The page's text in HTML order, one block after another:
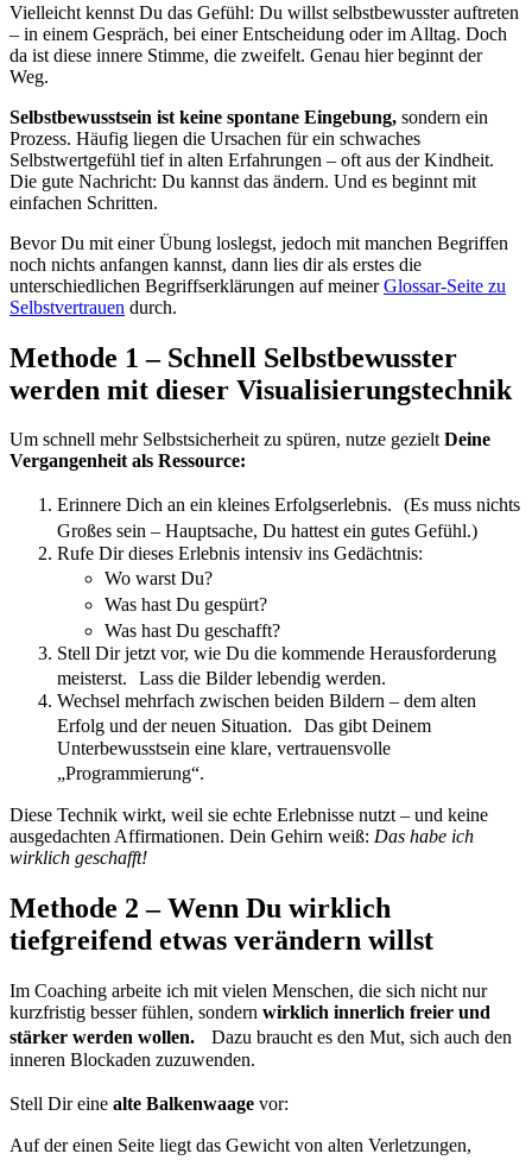
Vielleicht kennst Du das Gefühl: Du willst selbstbewusster auftreten
– in einem Gespräch, bei einer Entscheidung oder im Alltag. Doch
da ist diese innere Stimme, die zweifelt. Genau hier beginnt der
Weg.
Selbstbewusstsein ist keine spontane Eingebung, sondern ein
Prozess. Häufig liegen die Ursachen für ein schwaches
Selbstwertgefühl tief in alten Erfahrungen – oft aus der Kindheit.
Die gute Nachricht: Du kannst das ändern. Und es beginnt mit
einfachen Schritten.
Bevor Du mit einer Übung loslegst, jedoch mit manchen Begriffen
noch nichts anfangen kannst, dann lies dir als erstes die
unterschiedlichen Begriffserklärungen auf meinerGlossar-Seite zu
Selbstvertrauen durch.
Methode 1 – Schnell Selbstbewusster
werden mit dieser Visualisierungstechnik
Um schnell mehr Selbstsicherheit zu spüren, nutze gezieltDeine
Vergangenheit als Ressource:
Erinnere Dich an ein kleines Erfolgserlebnis. (Es muss nichts
Großes sein – Hauptsache, Du hattest ein gutes Gefühl.)
Rufe Dir dieses Erlebnis intensiv ins Gedächtnis:
Wo warst Du?
Was hast Du gespürt?
Was hast Du geschafft?
Stell Dir jetzt vor, wie Du die kommende Herausforderung
meisterst. Lass die Bilder lebendig werden.
Wechsel mehrfach zwischen beiden Bildern – dem alten
Erfolg und der neuen Situation. Das gibt Deinem
Unterbewusstsein eine klare, vertrauensvolle
„Programmierung“.
Diese Technik wirkt, weil sie echte Erlebnisse nutzt – und keine
ausgedachten Affirmationen. Dein Gehirn weiß: Das habe ich
wirklich geschafft!
Methode 2 – Wenn Du wirklich
tiefgreifend etwas verändern willst
Im Coaching arbeite ich mit vielen Menschen, die sich nicht nur
kurzfristig besser fühlen, sondern wirklich innerlich freier und
stärker werden wollen.
Dazu braucht es den Mut, sich auch den
inneren Blockaden zuzuwenden.
Stell Dir eine alte Balkenwaage vor:
Auf der einen Seite liegt das Gewicht von alten Verletzungen,